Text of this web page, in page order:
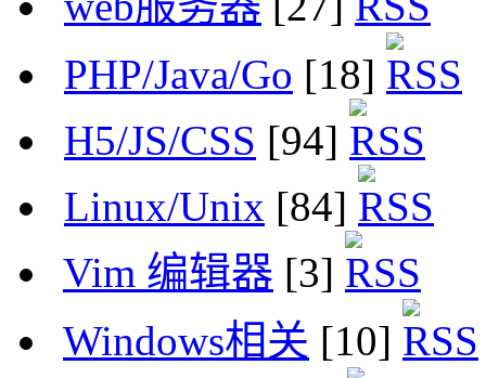
PHP/Java/Go [18]
H5/JS/CSS [94]
Linux/Unix [84]
Vim 编辑器 [3]
Windows相关 [10]